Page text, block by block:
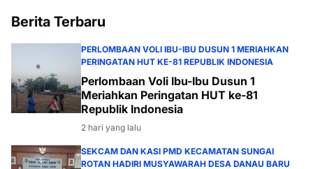
Berita Terbaru
PERLOMBAAN VOLI IBU-IBU DUSUN 1 MERIAHKAN
PERINGATAN HUT KE-81 REPUBLIK INDONESIA
Perlombaan Voli Ibu-Ibu Dusun 1
Meriahkan Peringatan HUT ke-81
Republik Indonesia
2 hari yang lalu
SEKCAM DAN KASI PMD KECAMATAN SUNGAI
ROTAN HADIRI MUSYAWARAH DESA DANAU BARU